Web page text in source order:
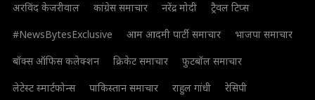
अरविंद केजरीवाल कांग्रेस समाचार नरेंद्र मोदी
ट्रैवल टिप्स
#NewsBytesExclusive
आम आदमी पार्टी समाचार
भाजपा समाचार
बॉक्स ऑफिस कलेक्शन
क्रिकेट समाचार
फुटबॉल समाचार
लेटेस्ट स्मार्टफोन्स
पाकिस्तान समाचार राहुल गांधी
रेसिपी